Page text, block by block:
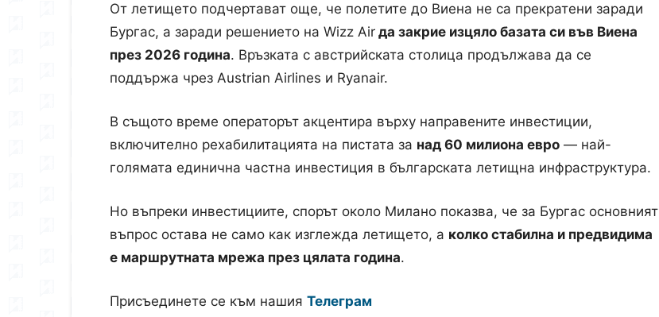
От летището подчертават още, че полетите до Виена не са прекратени заради
Бургас, а заради решението на Wizz Air да закрие изцяло базата си във Виена
през 2026 година. Връзката с австрийската столица продължава да се
поддържа чрез Austrian Airlines и Ryanair.
В същото време операторът акцентира върху направените инвестиции,
включително рехабилитацията на пистата за над 60 милиона евро — най-
голямата единична частна инвестиция в българската летищна инфраструктура.
Но въпреки инвестициите, спорът около Милано показва, че за Бургас основният
въпрос остава не само как изглежда летището, а колко стабилна и предвидима
е маршрутната мрежа през цялата година.
Присъединете се към нашия Телеграм